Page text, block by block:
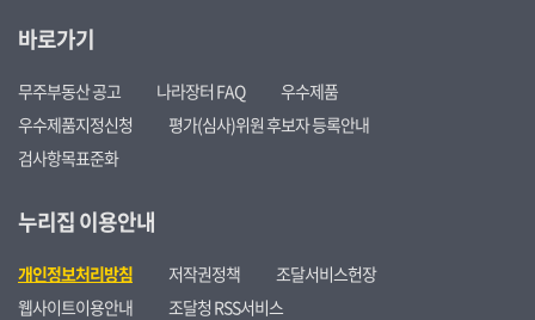
바로가기
무주부동산 공고 나라장터 FAQ
우수제품
우수제품지정신청
평가(심사)위원 후보자 등록안내
검사항목표준화
누리집 이용안내
개인정보처리방침 저작권정책
조달서비스헌장
웹사이트이용안내
조달청 RSS서비스